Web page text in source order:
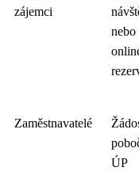
zájemci
nebo
Zaměstnavatelé
ÚP